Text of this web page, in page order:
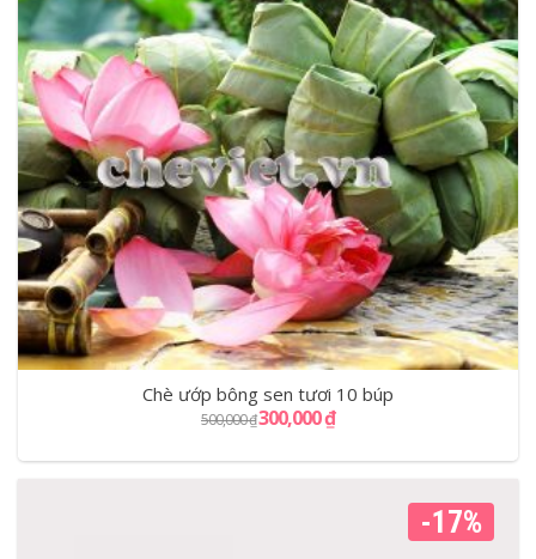
Chè ướp bông sen tươi 10 búp
500,000₫300,000₫
-17%